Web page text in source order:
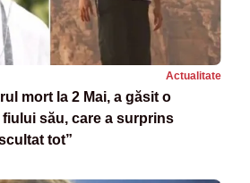
Actualitate
mort la 2 Mai, a găsit o
său, care a surprins
tot”